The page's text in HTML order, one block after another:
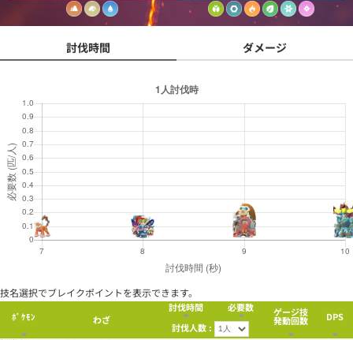
討伐時間 ダメージ
技名選択でブレイクポイントを表示できます。
ﾎﾟｹﾓﾝ わざ
討伐時間 必要数 ゲージ技
発動回数
DPS
討伐人数 :